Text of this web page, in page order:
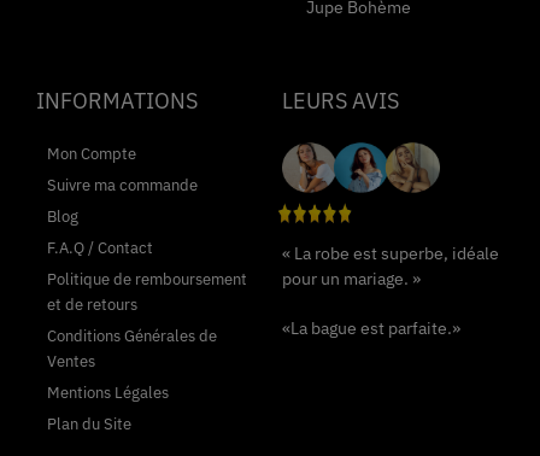
Jupe Bohème
INFORMATIONS
Mon Compte
Suivre ma commande
Blog
F.A.Q / Contact
Politique de remboursement
et de retours
Conditions Générales de
Ventes
Mentions Légales
Plan du Site
LEURS AVIS
« La robe est superbe, idéale
pour un mariage. »
«La bague est parfaite.»